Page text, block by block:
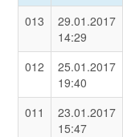
013
29.01.2017
14:29
012
25.01.2017
19:40
011
23.01.2017
15:47